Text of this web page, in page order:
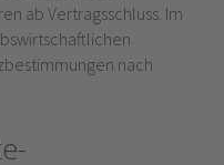
ab Vertragsschluss. Im
nach